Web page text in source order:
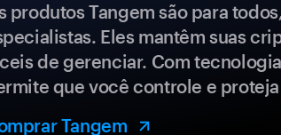
produtos Tangem são para
Eles mantêm suas
de gerenciar. Com
que você controle e
Tangem